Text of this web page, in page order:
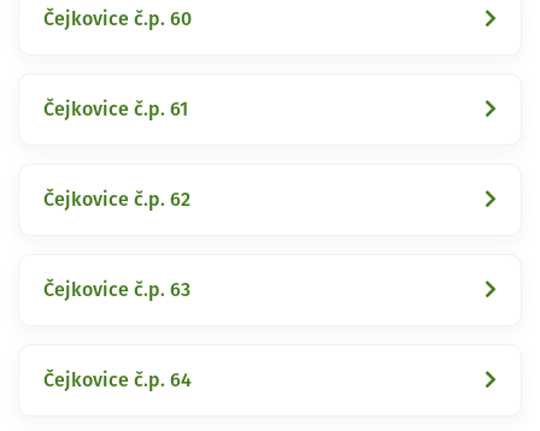
Čejkovice č.p. 60
Čejkovice č.p. 61
Čejkovice č.p. 62
Čejkovice č.p. 63
Čejkovice č.p. 64